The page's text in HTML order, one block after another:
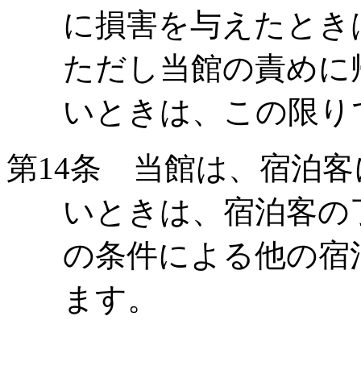
に損害を与えたと
ただし当館の責め
いときは、この限
第14条 当館は、宿泊客
いときは、宿泊客
の条件による他の
ます。